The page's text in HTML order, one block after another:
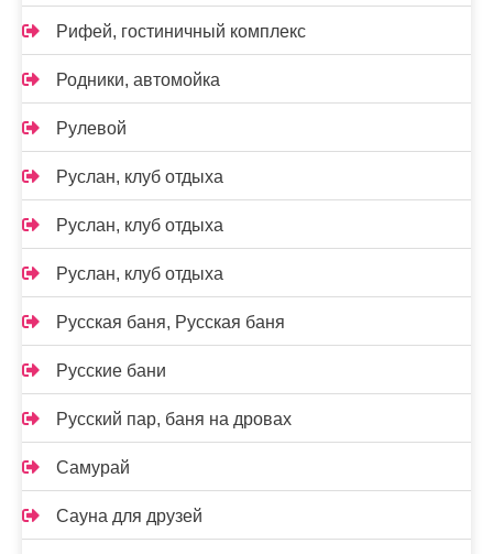
Рифей, гостиничный комплекс
Родники, автомойка
Рулевой
Руслан, клуб отдыха
Руслан, клуб отдыха
Руслан, клуб отдыха
Русская баня, Русская баня
Русские бани
Русский пар, баня на дровах
Самурай
Сауна для друзей